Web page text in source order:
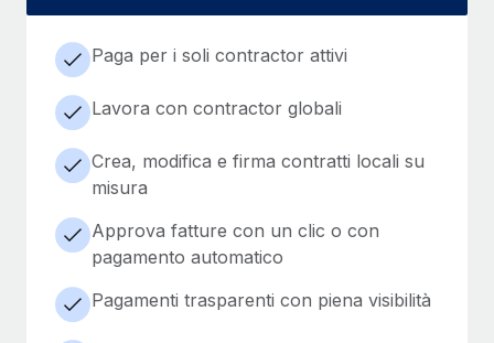
Paga per i soli contractor attivi
Lavora con contractor globali
Crea, modifica e firma contratti locali su
misura
Approva fatture con un clic o con
pagamento automatico
Pagamenti trasparenti con piena visibilità